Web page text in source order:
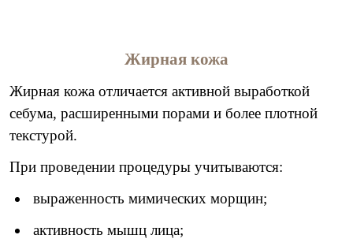
Жирная кожа
Жирная кожа отличается активной выработкой
себума, расширенными порами и более плотной
текстурой.
При проведении процедуры учитываются:
выраженность мимических морщин;
активность мышц лица;